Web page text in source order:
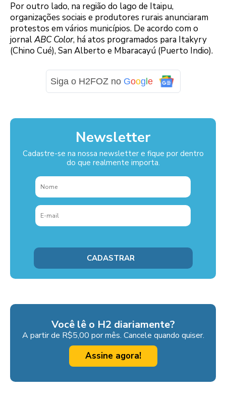
Por outro lado, na região do lago de Itaipu,
organizações sociais e produtores rurais anunciaram
protestos em vários municípios. De acordo com o
jornalABC Color, há atos programados para Itakyry
(Chino Cué), San Alberto e Mbaracayú (Puerto Indio).
Siga o H2FOZ no Google
Newsletter
Cadastre-se na nossa newsletter e fique por dentro
do que realmente importa.
Você lê o H2 diariamente?
A partir de R$5,00 por mês. Cancele quando quiser.
Assine agora!